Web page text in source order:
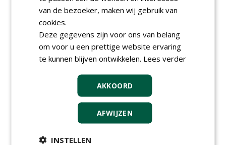
zaden Nederland B.V.
06-08-2026, Ven-Zelderheide
Kasmedewerker (fulltime) bij
DSV zaden Nederland B.V.
06-08-2026, Ven-Zelderheide
magazijnmedewerker
(fulltime) bij DSV zaden
06-08-2026, Ven Zelderheide
meer Groene Banen
van de bezoeker, maken wij gebruik van
cookies.
Deze gegevens zijn voor ons van belang
om voor u een prettige website ervaring
te kunnen blijven ontwikkelen. Lees verder
AKKOORD
AFWIJZEN
INSTELLEN